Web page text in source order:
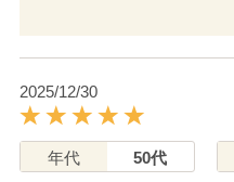
2025/12/30
年代 50代